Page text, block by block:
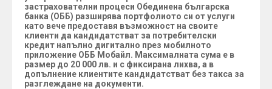
застрахователни процеси Обединена българска
банка (ОББ) разширява портфолиото си от услуги
като вече предоставя възможност на своите
клиенти да кандидатстват за потребителски
кредит напълно дигитално през мобилното
приложение ОББ Мобайл. Максималната сума е в
размер до 20 000 лв. и с фиксирана лихва, а в
допълнение клиентите кандидатстват без такса за
разглеждане на документи.